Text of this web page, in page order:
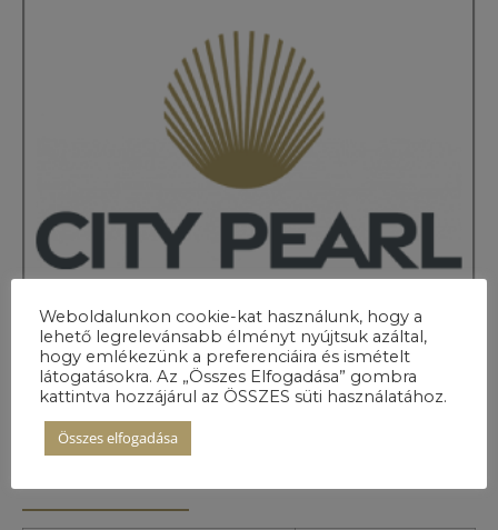
A lakás
Weboldalunkon cookie-kat használunk, hogy a
lehető legrelevánsabb élményt nyújtsuk azáltal,
hogy emlékezünk a preferenciáira és ismételt
látogatásokra. Az „Összes Elfogadása” gombra
kattintva hozzájárul az ÖSSZES süti használatához.
Összes elfogadása